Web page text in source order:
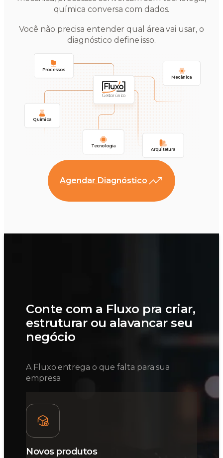
Processos
Gestor único
Mecânica
Tecnologia
Arquitetura
Química
química conversa com dados.
Você não precisa entender qual área vai usar, o
diagnóstico define isso.
Agendar Diagnóstico
Conte com a Fluxo pra criar,
estruturar ou alavancar seu
negócio
A Fluxo entrega o que falta para sua
empresa.
Novos produtos